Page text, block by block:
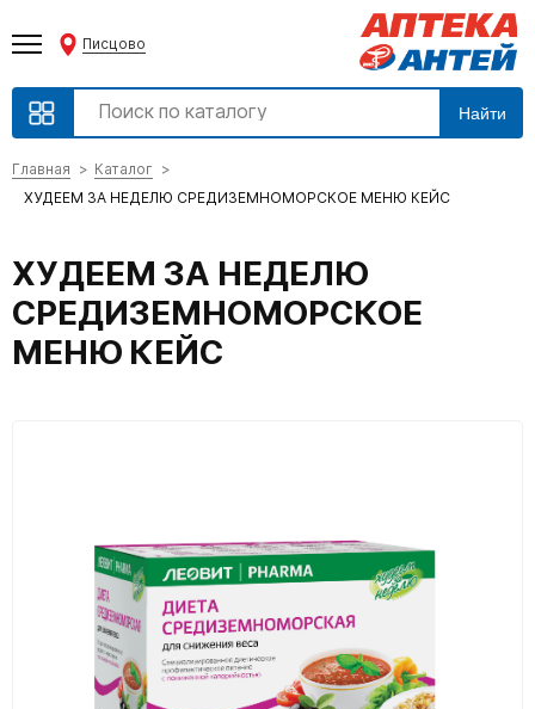
Писцово
Найти
Главная
Каталог
ХУДЕЕМ ЗА НЕДЕЛЮ СРЕДИЗЕМНОМОРСКОЕ МЕНЮ КЕЙС
ХУДЕЕМ ЗА НЕДЕЛЮ
СРЕДИЗЕМНОМОРСКОЕ
МЕНЮ КЕЙС